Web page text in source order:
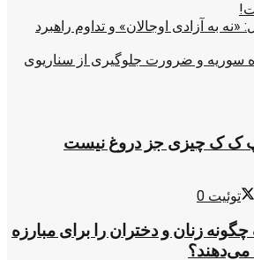
«نه به آزادی اوجالان» و تداوم راهبرد
سوریه و ضرورت جلوگیری از سناریوی
پ ک ک چیزی جز دروغ نیست
توئیت 0
زنان و دختران را برای مبارزه
می‌دهند؟